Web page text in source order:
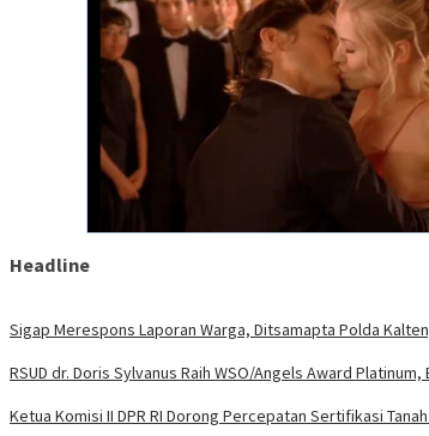
Headline
Sigap Merespons Laporan Warga, Ditsamapta Polda
RSUD dr. Doris Sylvanus Raih WSO/Angels Award
Ketua Komisi II DPR RI Dorong Percepatan Sertifikasi